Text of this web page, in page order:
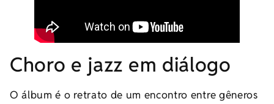
Choro e jazz em diálogo
O álbum é o retrato de um encontro entre gêneros